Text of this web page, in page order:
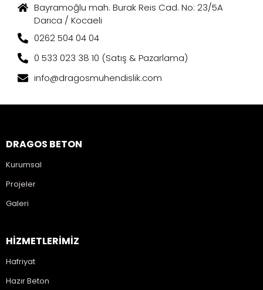
Bayramoğlu mah. Burak Reis Cad. No: 23/5A
Darıca / Kocaeli
0262 504 04 04
0 533 023 38 10 (Satış & Pazarlama)
info@dragosmuhendislik.com
DRAGOS BETON
Kurumsal
Projeler
Galeri
HİZMETLERİMİZ
Hafriyat
Hazır Beton